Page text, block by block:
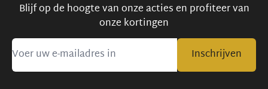
Blijf op de hoogte van onze acties en profiteer van
onze kortingen
Inschrijven